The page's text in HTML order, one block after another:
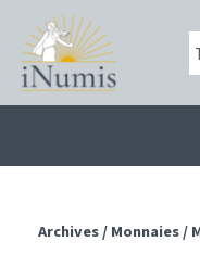
Archives / Monnaies /